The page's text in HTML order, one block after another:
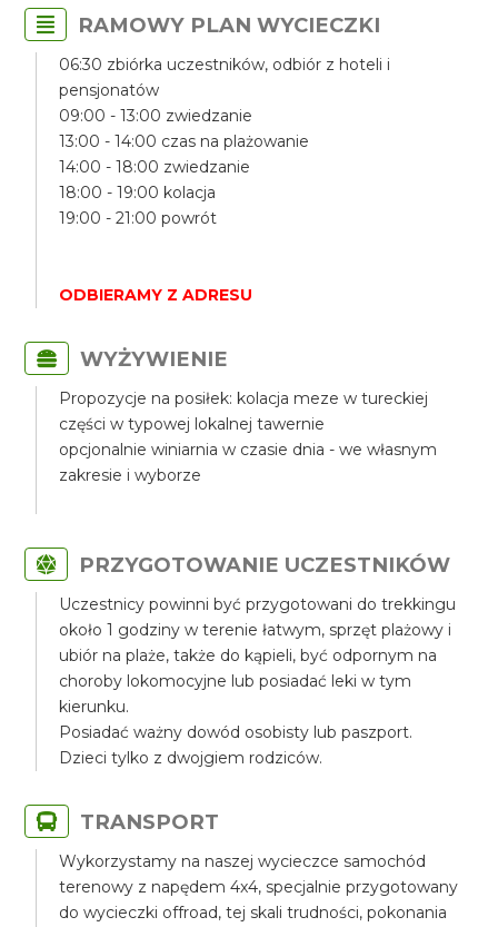
RAMOWY PLAN WYCIECZKI
06:30 zbiórka uczestników, odbiór z hoteli i
pensjonatów
09:00 - 13:00 zwiedzanie
13:00 - 14:00 czas na plażowanie
14:00 - 18:00 zwiedzanie
18:00 - 19:00 kolacja
19:00 - 21:00 powrót
ODBIERAMY Z ADRESU
WYŻYWIENIE
Propozycje na posiłek: kolacja meze w tureckiej
części w typowej lokalnej tawernie
opcjonalnie winiarnia w czasie dnia - we własnym
zakresie i wyborze
PRZYGOTOWANIE UCZESTNIKÓW
Uczestnicy powinni być przygotowani do trekkingu
około 1 godziny w terenie łatwym, sprzęt plażowy i
ubiór na plaże, także do kąpieli, być odpornym na
choroby lokomocyjne lub posiadać leki w tym
kierunku.
Posiadać ważny dowód osobisty lub paszport.
Dzieci tylko z dwojgiem rodziców.
TRANSPORT
Wykorzystamy na naszej wycieczce samochód
terenowy z napędem 4x4, specjalnie przygotowany
do wycieczki offroad, tej skali trudności, pokonania